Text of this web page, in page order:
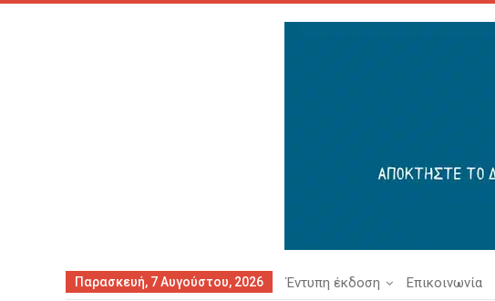
Παρασκευή, 7 Αυγούστου, 2026 Έντυπη έκδοση Επικοινωνία